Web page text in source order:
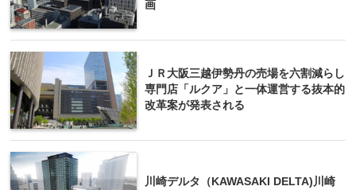
画
ＪＲ大阪三越伊勢丹の売場を六割減らし
専門店「ルクア」と一体運営する抜本的
改革案が発表される
川崎デルタ（KAWASAKI DELTA)川崎